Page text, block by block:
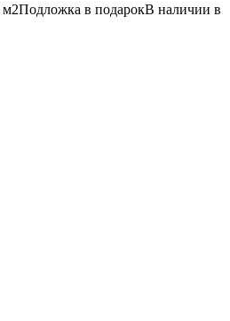
м2Подложка в подарокВ наличии в